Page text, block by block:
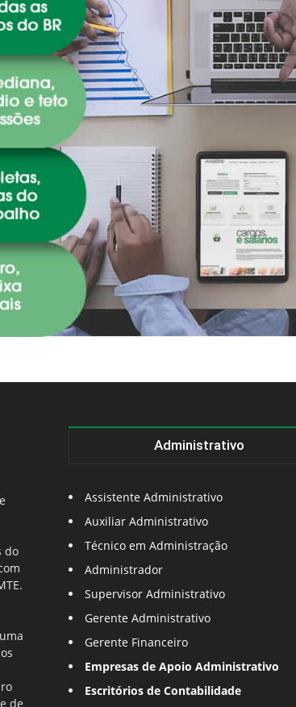
do
de
Administrativo
Assistente Administrativo
Auxiliar Administrativo
Técnico em Administração
Administrador
Supervisor Administrativo
Gerente Administrativo
Gerente Financeiro
Empresas de Apoio Administrativo
Escritórios de Contabilidade